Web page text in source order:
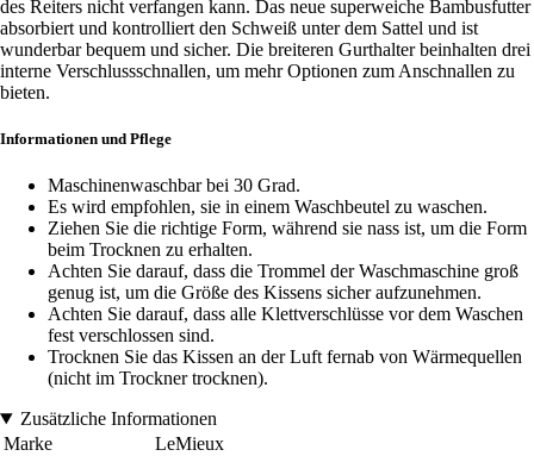
des Reiters nicht verfangen kann. Das neue superweiche Bambusfutter
absorbiert und kontrolliert den Schweiß unter dem Sattel und ist
wunderbar bequem und sicher. Die breiteren Gurthalter beinhalten drei
interne Verschlussschnallen, um mehr Optionen zum Anschnallen zu
bieten.
Informationen und Pflege
Maschinenwaschbar bei 30 Grad.
Es wird empfohlen, sie in einem Waschbeutel zu waschen.
Ziehen Sie die richtige Form, während sie nass ist, um die Form
beim Trocknen zu erhalten.
Achten Sie darauf, dass die Trommel der Waschmaschine groß
genug ist, um die Größe des Kissens sicher aufzunehmen.
Achten Sie darauf, dass alle Klettverschlüsse vor dem Waschen
fest verschlossen sind.
Trocknen Sie das Kissen an der Luft fernab von Wärmequellen
(nicht im Trockner trocknen).
Zusätzliche Informationen
Marke
LeMieux